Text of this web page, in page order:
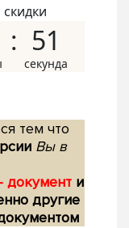
50
тем что
Вы в
документ и
другие